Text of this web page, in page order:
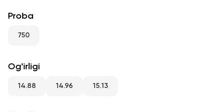
Proba
750
Og'irligi
14.88 14.96 15.13